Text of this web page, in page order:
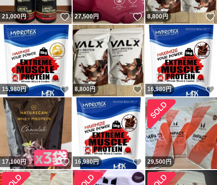
21,000円 いいね！
27,500円 いいね！
8,800円
15,980円 いいね！
8,800円 いいね！
16,980円
17,100円 いいね！
16,980円 いいね！
29,500円